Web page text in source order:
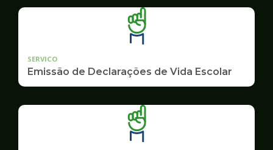
SERVICO
Emissão de Declarações de Vida Escolar